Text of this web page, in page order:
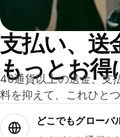
支払い、送
もっとお得
40通貨以上の送金、支
料を抑えて、これひと
どこでもグ⁠ロ⁠ー⁠バ⁠